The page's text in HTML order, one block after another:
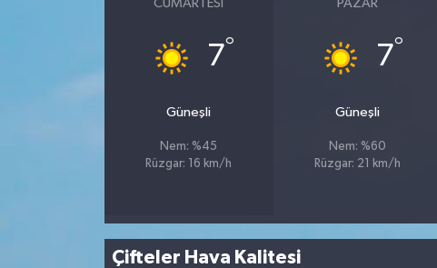
CUMARTESI
7°
Güneşli
Nem: %45
Rüzgar: 16 km/h
PAZAR
7°
Güneşli
Nem: %60
Rüzgar: 21 km/h
Çifteler Hava Kalitesi